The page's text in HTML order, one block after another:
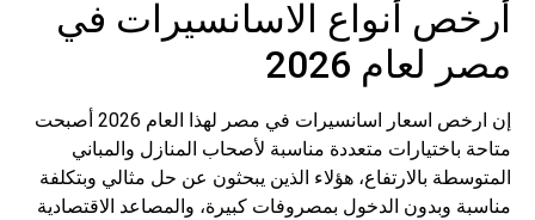
أرخص أنواع الاسانسيرات في
مصر لعام 2026
إن ارخص اسعار اسانسيرات في مصر لهذا العام 2026 أصبحت
متاحة باختيارات متعددة مناسبة لأصحاب المنازل والمباني
المتوسطة بالارتفاع، هؤلاء الذين يبحثون عن حل مثالي وبتكلفة
مناسبة وبدون الدخول بمصروفات كبيرة، والمصاعد الاقتصادية